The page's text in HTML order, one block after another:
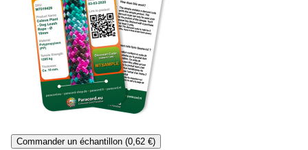
Commander un échantillon (0,62 €)